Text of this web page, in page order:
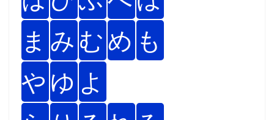
ま み むめ も
や ゆ よ